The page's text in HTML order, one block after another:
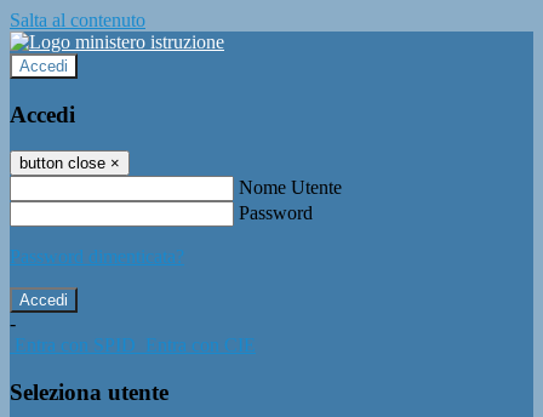
Salta al contenuto
Accedi
Accedi
button close ×
Nome Utente
Password
Password dimenticata?
-
Entra con SPID Entra con CIE
Seleziona utente